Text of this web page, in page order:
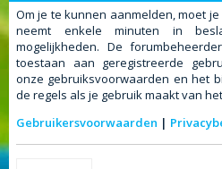
Om je te kunnen aanmelden, moet
neemt enkele minuten in
mogelijkheden. De
toestaan aan geregistreerde
onze gebruiksvoorwaarden en het
de regels als je gebruik maakt van
Gebruikersvoorwaarden |